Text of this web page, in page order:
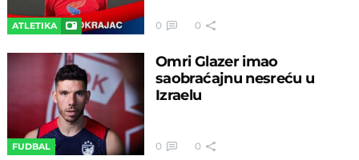
ATLETIKA 0 0
FUDBAL
Omri Glazer imao
saobraćajnu nesreću u
Izraelu
0 0